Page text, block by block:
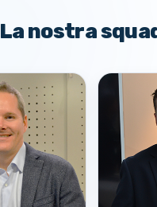
La nostra